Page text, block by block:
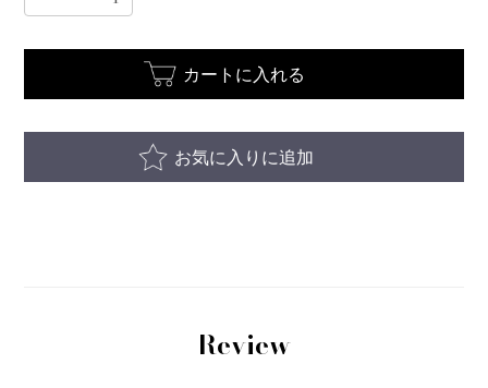
カートに入れる
お気に入りに追加
Review